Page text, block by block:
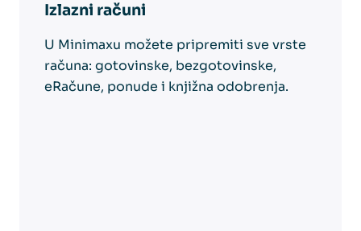
Izlazni računi
U Minimaxu možete pripremiti sve vrste
računa: gotovinske, bezgotovinske,
eRačune, ponude i knjižna odobrenja.